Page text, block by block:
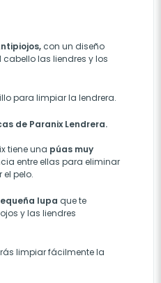
con un diseño
las liendres y los
para limpiar la lendrera.
de Paranix Lendrera.
tiene una púas muy
entre ellas para eliminar
pelo.
lupa que te
y las liendres
limpiar fácilmente la